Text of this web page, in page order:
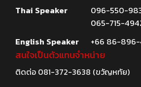
Thai Speaker
096-550-
065-715-
English Speaker
+66 86-896-
สนใจเป็นตัวแทนจำหน่าย
ติดต่อ 081-372-3638 (ขวัญหทัย)